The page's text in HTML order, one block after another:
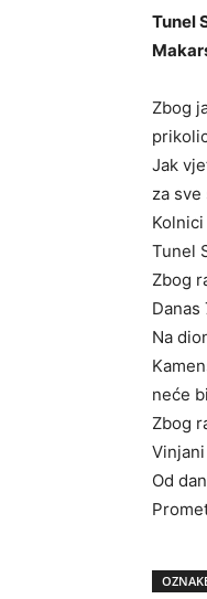
Tunel
Zbog
Jak
za
Tunel
Zbog
Na
neće
Zbog
Od